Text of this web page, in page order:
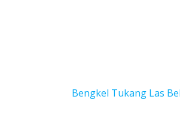
Bengkel Tukang Las